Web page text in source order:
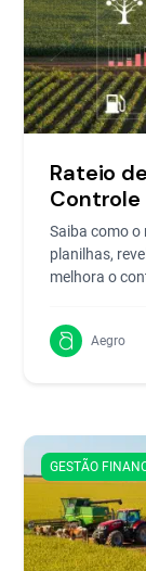
Rateio
Controle
Saiba como
planilhas,
melhora o
Aegro
GESTÃO